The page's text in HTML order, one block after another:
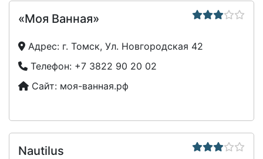
«Моя Ванная»
Адрес: г. Томск, Ул. Новгородская 42
Телефон: +7 3822 90 20 02
Сайт: моя-ванная.рф
Nautilus